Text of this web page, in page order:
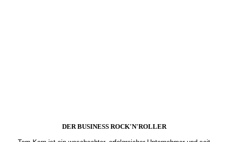
DER BUSINESS ROCK'N'ROLLER